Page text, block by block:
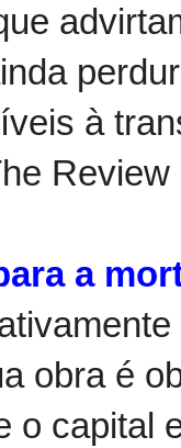
à
Review
a
obra é
o capital